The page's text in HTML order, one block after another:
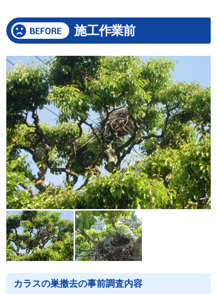
施工作業前
カラスの巣撤去の事前調査内容